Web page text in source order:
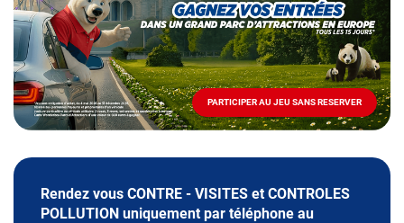
Décembre
2026
Locations
PARTICIPER AU JEU SANS RESERVER
PARTICIPER
AU
JEU
RESERVER
Rendez vous CONTRE - VISITES et CONTROLES
POLLUTION uniquement par téléphone au